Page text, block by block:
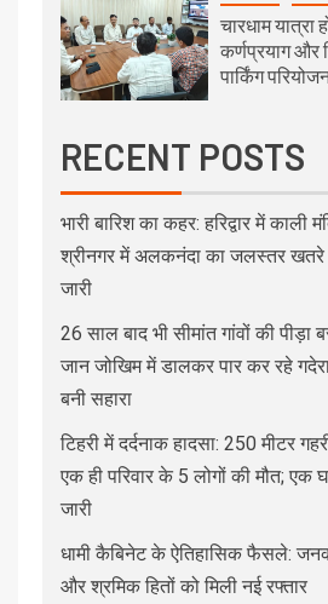
चारधाम यात्रा
कर्णप्रयाग
पार्किंग
RECENT POSTS
भारी बारिश का कहर: हरिद्वार में काली
श्रीनगर में अलकनंदा का जलस्तर
जारी
26 साल बाद भी सीमांत गांवों की पीड़ा
जान जोखिम में डालकर पार कर रहे
बनी सहारा
टिहरी में दर्दनाक हादसा: 250 मीटर
एक ही परिवार के 5 लोगों की मौत;
जारी
धामी कैबिनेट के ऐतिहासिक फैसले:
और श्रमिक हितों को मिली नई रफ्तार